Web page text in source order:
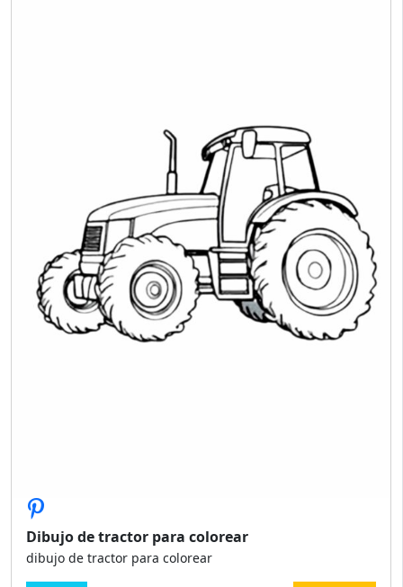
Dibujo de tractor para colorear
dibujo de tractor para colorear